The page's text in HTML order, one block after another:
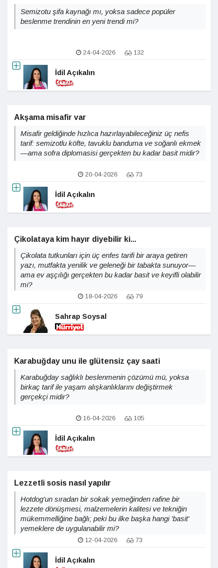
Semizotu şifa kaynağı mı, yoksa sadece popüler
beslenme trendinin en yeni trendi mi?
24-04-2026 132
İdil Açıkalın
Akşama misafir var
Misafir geldiğinde hızlıca hazırlayabileceğiniz üç nefis
tarif: semizotlu köfte, tavuklu banduma ve soğanlı ekmek
—ama sofra diplomasisi gerçekten bu kadar basit midir?
20-04-2026 73
İdil Açıkalın
Çikolataya kim hayır diyebilir ki...
Çikolata tutkunları için üç enfes tarifi bir araya getiren
yazı, mutfakta yenilik ve geleneği bir tabakta sunuyor—
ama ev aşçılığı gerçekten bu kadar basit ve keyifli olabilir
mi?
18-04-2026 79
Sahrap Soysal
Karabuğday unu ile glütensiz çay saati
Karabuğday sağlıklı beslenmenin çözümü mü, yoksa
birkaç tarif ile yaşam alışkanlıklarını değiştirmek
gerçekçi midir?
16-04-2026 105
İdil Açıkalın
Lezzetli sosis nasıl yapılır
Hotdog'un sıradan bir sokak yemeğinden rafine bir
lezzete dönüşmesi, malzemelerin kalitesi ve tekniğin
mükemmelliğine bağlı; peki bu ilke başka hangi 'basit'
yemeklere de uygulanabilir mi?
12-04-2026 73
İdil Açıkalın